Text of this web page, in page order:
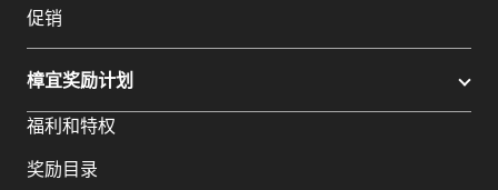
促销
樟宜奖励计划
福利和特权
奖励目录